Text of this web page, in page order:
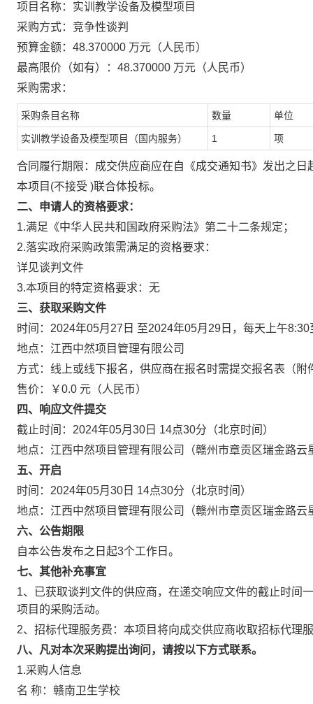
项目名称：实训教学设备及模型项目
采购方式：竞争性谈判
预算金额：48.370000 万元（人民币）
最高限价（如有）：48.370000 万元（人民币）
采购需求：
采购条目名称 数量 单位
实训教学设备及模型项目（国内服务） 1 项
合同履行期限：成交供应商应在自《成交通知书》发出之
本项目(不接受 )联合体投标。
二、申请人的资格要求：
1.满足《中华人民共和国政府采购法》第二十二条规定；
2.落实政府采购政策需满足的资格要求：
详见谈判文件
3.本项目的特定资格要求：无
三、获取采购文件
时间：2024年05月27日 至2024年05月29日，每天上午
地点：江西中然项目管理有限公司
方式：线上或线下报名，供应商在报名时需提交报名表（
售价：￥0.0 元（人民币）
四、响应文件提交
截止时间：2024年05月30日 14点30分（北京时间）
地点：江西中然项目管理有限公司（赣州市章贡区瑞金路
五、开启
时间：2024年05月30日 14点30分（北京时间）
地点：江西中然项目管理有限公司（赣州市章贡区瑞金路
六、公告期限
自本公告发布之日起3个工作日。
七、其他补充事宜
1、已获取谈判文件的供应商，在递交响应文件的截止时间
项目的采购活动。
2、招标代理服务费：本项目将向成交供应商收取招标代理
八、凡对本次采购提出询问，请按以下方式联系。
1.采购人信息
名 称：赣南卫生学校